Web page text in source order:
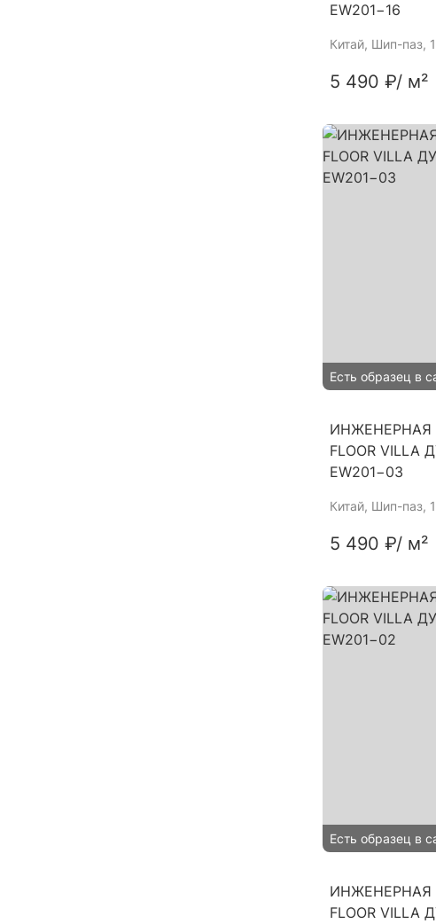
EW201−16
Китай, Шип-паз,
5 490 ₽/ м²
Есть образец в
ИНЖЕНЕРНАЯ
FLOOR
EW201−03
Китай, Шип-паз,
5 490 ₽/ м²
Есть образец в
ИНЖЕНЕРНАЯ
FLOOR